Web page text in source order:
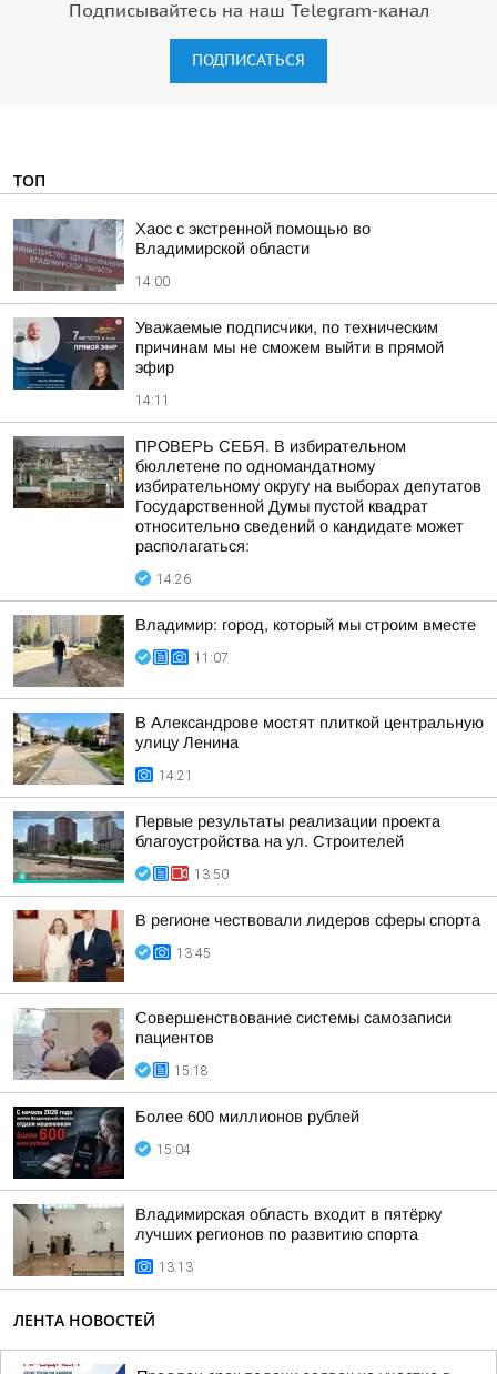
Подписывайтесь на наш Telegram-канал
ПОДПИСАТЬСЯ
ТОП
Хаос с экстренной помощью во
Владимирской области
14:00
Уважаемые подписчики, по техническим
причинам мы не сможем выйти в прямой
эфир
14:11
ПРОВЕРЬ СЕБЯ. В избирательном
бюллетене по одномандатному
избирательному округу на выборах депутатов
Государственной Думы пустой квадрат
относительно сведений о кандидате может
располагаться:
14:26
Владимир: город, который мы строим вместе
11:07
В Александрове мостят плиткой центральную
улицу Ленина
14:21
Первые результаты реализации проекта
благоустройства на ул. Строителей
13:50
В регионе чествовали лидеров сферы спорта
13:45
Совершенствование системы самозаписи
пациентов
15:18
Более 600 миллионов рублей
15:04
Владимирская область входит в пятёрку
лучших регионов по развитию спорта
13:13
ЛЕНТА НОВОСТЕЙ